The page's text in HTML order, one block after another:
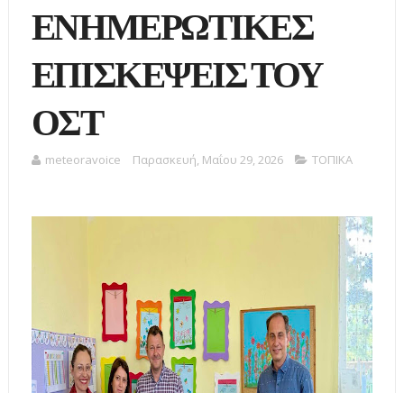
ΕΝΗΜΕΡΩΤΙΚΕΣ
ΕΠΙΣΚΕΨΕΙΣ ΤΟΥ
ΟΣΤ
meteoravoice Παρασκευή, Μαΐου 29, 2026 ΤΟΠΙΚΑ